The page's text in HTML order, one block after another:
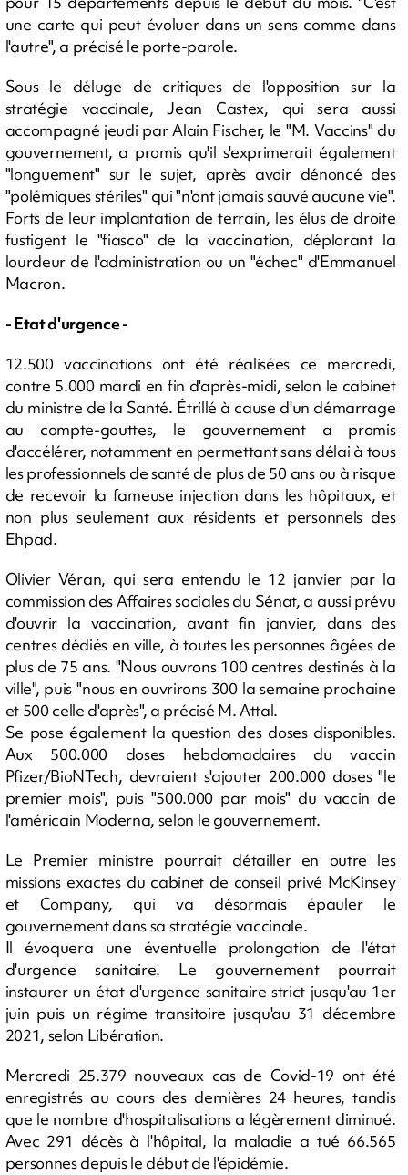
une carte qui peut évoluer dans un sens comme dans
l'autre", a précisé le porte-parole.
Sous le déluge de critiques de l'opposition sur la
stratégie vaccinale, Jean Castex, qui sera aussi
accompagné jeudi par Alain Fischer, le "M. Vaccins" du
gouvernement, a promis qu'il s'exprimerait également
"longuement" sur le sujet, après avoir dénoncé des
"polémiques stériles" qui "n'ont jamais sauvé aucune vie".
Forts de leur implantation de terrain, les élus de droite
fustigent le "fiasco" de la vaccination, déplorant la
lourdeur de l'administration ou un "échec" d'Emmanuel
Macron.
- Etat d'urgence -
12.500 vaccinations ont été réalisées ce mercredi,
contre 5.000 mardi en fin d'après-midi, selon le cabinet
du ministre de la Santé. Étrillé à cause d'un démarrage
au compte-gouttes, le gouvernement a promis
d'accélérer, notamment en permettant sans délai à tous
les professionnels de santé de plus de 50 ans ou à risque
de recevoir la fameuse injection dans les hôpitaux, et
non plus seulement aux résidents et personnels des
Ehpad.
Olivier Véran, qui sera entendu le 12 janvier par la
commission des Affaires sociales du Sénat, a aussi prévu
d'ouvrir la vaccination, avant fin janvier, dans des
centres dédiés en ville, à toutes les personnes âgées de
plus de 75 ans. "Nous ouvrons 100 centres destinés à la
ville", puis "nous en ouvrirons 300 la semaine prochaine
et 500 celle d'après", a précisé M. Attal.
Se pose également la question des doses disponibles.
Aux 500.000 doses hebdomadaires du vaccin
Pfizer/BioNTech, devraient s'ajouter 200.000 doses "le
premier mois", puis "500.000 par mois" du vaccin de
l'américain Moderna, selon le gouvernement.
Le Premier ministre pourrait détailler en outre les
missions exactes du cabinet de conseil privé McKinsey
et Company, qui va désormais épauler le
gouvernement dans sa stratégie vaccinale.
Il évoquera une éventuelle prolongation de l'état
d'urgence sanitaire. Le gouvernement pourrait
instaurer un état d'urgence sanitaire strict jusqu'au 1er
juin puis un régime transitoire jusqu'au 31 décembre
2021, selon Libération.
Mercredi 25.379 nouveaux cas de Covid-19 ont été
enregistrés au cours des dernières 24 heures, tandis
que le nombre d'hospitalisations a légèrement diminué.
Avec 291 décès à l'hôpital, la maladie a tué 66.565
personnes depuis le début de l'épidémie.